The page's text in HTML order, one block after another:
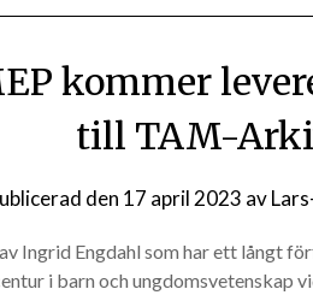
kommer
till TAM-
den 17 april 2023 av
Ingrid Engdahl som har ett långt
i barn och ungdomsvetenskap